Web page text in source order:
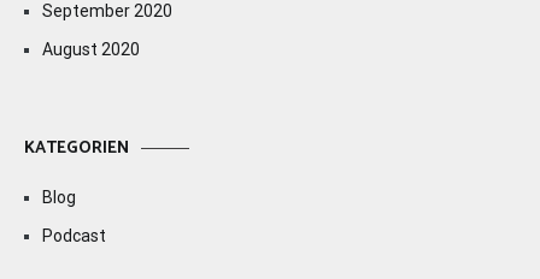
September 2020
August 2020
KATEGORIEN
Blog
Podcast